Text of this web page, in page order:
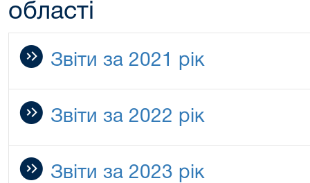
області
Звіти за 2021 рік
Звіти за 2022 рік
Звіти за 2023 рік